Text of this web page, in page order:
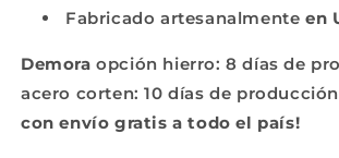
Fabricado artesanalmente en
Demora opción hierro: 8 días de
acero corten: 10 días de
con envío gratis a todo el país!